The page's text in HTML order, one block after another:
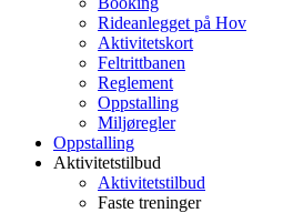
Rideanlegget på Hov
Aktivitetskort
Feltrittbanen
Reglement
Oppstalling
Miljøregler
Oppstalling
Aktivitetstilbud
Aktivitetstilbud
Faste treninger